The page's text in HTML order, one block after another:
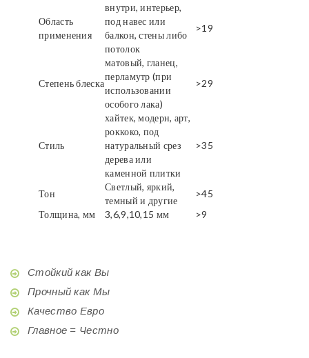
Область
применения
внутри, интерьер,
под навес или
балкон, стены либо
потолок
>19
Степень блеска
матовый, гланец,
перламутр (при
использовании
особого лака)
>29
Стиль
хайтек, модерн, арт,
роккоко, под
натуральный срез
дерева или
каменной плитки
>35
Тон
Светлый, яркий,
темный и другие
>45
Толщина, мм
3,6,9,10,15 мм >9
Стойкий как Вы
Прочный как Мы
Качество Евро
Главное = Честно